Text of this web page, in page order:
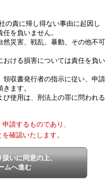
の責に帰し得ない事由に起因し
を負いません。
災害、戦乱、暴動、その他不可
ける損害については責任を負い
領収書発行者の指示に従い、申請
ます。
使用は、刑法上の罪に問われる
請するものであり、
確認いたします。
扱いに同意の上、
ムへ進む